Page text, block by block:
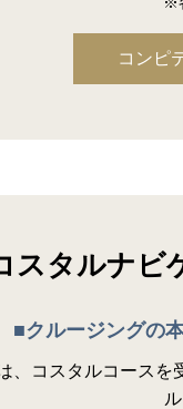
コンピ
スタルナビ
■クルージングの
、コスタルコース